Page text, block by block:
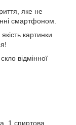
яке не
смартфоном.
картинки
відмінної
1 спиртова